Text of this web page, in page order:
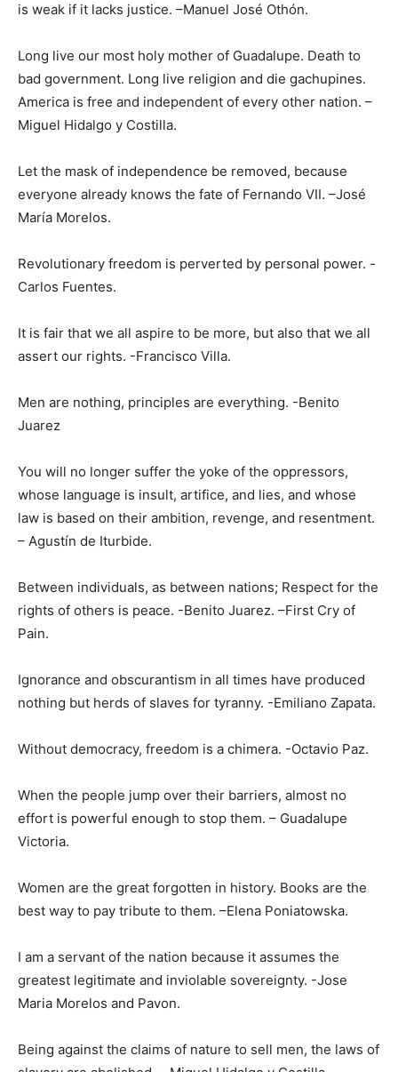
is weak if it lacks justice. –Manuel José Othón.
Long live our most holy mother of Guadalupe. Death to
bad government. Long live religion and die gachupines.
America is free and independent of every other nation. –
Miguel Hidalgo y Costilla.
Let the mask of independence be removed, because
everyone already knows the fate of Fernando VII. –José
María Morelos.
Revolutionary freedom is perverted by personal power. -
Carlos Fuentes.
It is fair that we all aspire to be more, but also that we all
assert our rights. -Francisco Villa.
Men are nothing, principles are everything. -Benito
Juarez
You will no longer suffer the yoke of the oppressors,
whose language is insult, artifice, and lies, and whose
law is based on their ambition, revenge, and resentment.
– Agustín de Iturbide.
Between individuals, as between nations; Respect for the
rights of others is peace. -Benito Juarez. –First Cry of
Pain.
Ignorance and obscurantism in all times have produced
nothing but herds of slaves for tyranny. -Emiliano Zapata.
Without democracy, freedom is a chimera. -Octavio Paz.
When the people jump over their barriers, almost no
effort is powerful enough to stop them. – Guadalupe
Victoria.
Women are the great forgotten in history. Books are the
best way to pay tribute to them. –Elena Poniatowska.
I am a servant of the nation because it assumes the
greatest legitimate and inviolable sovereignty. -Jose
Maria Morelos and Pavon.
Being against the claims of nature to sell men, the laws of